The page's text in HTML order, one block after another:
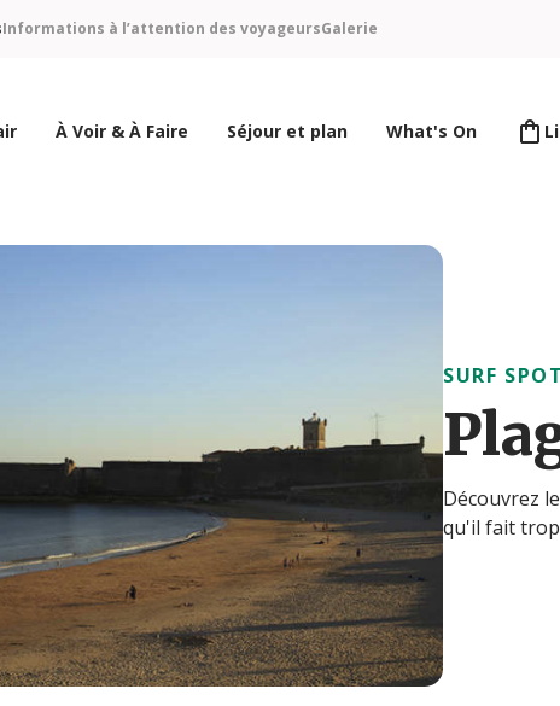
Informations à l’attention des voyageursGalerie
À Voir & À Faire Séjour et plan What's On
SURF
Découvrez
qu'il fait